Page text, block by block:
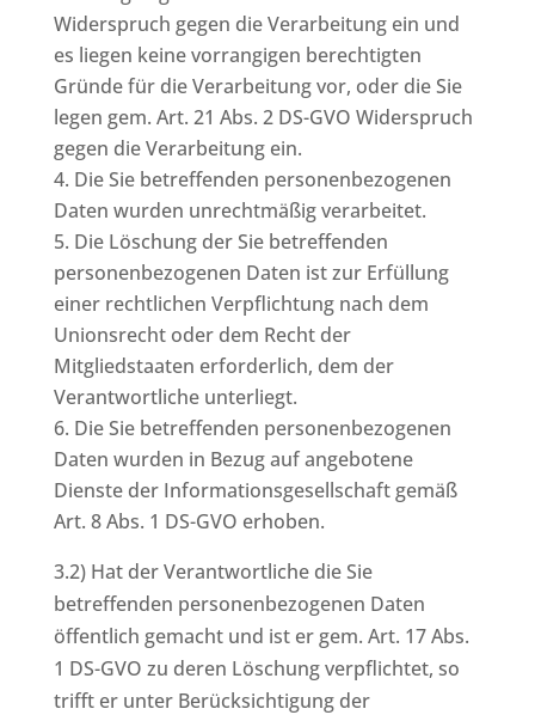
Widerspruch gegen die Verarbeitung ein und
es liegen keine vorrangigen berechtigten
Gründe für die Verarbeitung vor, oder die Sie
legen gem. Art. 21 Abs. 2 DS-GVO Widerspruch
gegen die Verarbeitung ein.
Die Sie betreffenden personenbezogenen
Daten wurden unrechtmäßig verarbeitet.
Die Löschung der Sie betreffenden
personenbezogenen Daten ist zur Erfüllung
einer rechtlichen Verpflichtung nach dem
Unionsrecht oder dem Recht der
Mitgliedstaaten erforderlich, dem der
Verantwortliche unterliegt.
Die Sie betreffenden personenbezogenen
Daten wurden in Bezug auf angebotene
Dienste der Informationsgesellschaft gemäß
Art. 8 Abs. 1 DS-GVO erhoben.
3.2) Hat der Verantwortliche die Sie
betreffenden personenbezogenen Daten
öffentlich gemacht und ist er gem. Art. 17 Abs.
1 DS-GVO zu deren Löschung verpflichtet, so
trifft er unter Berücksichtigung der